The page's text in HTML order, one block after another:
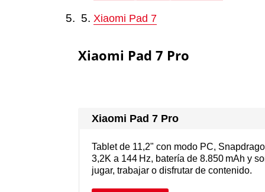
Xiaomi Pad 7
Xiaomi Pad 7 Pro
Xiaomi Pad 7 Pro
Tablet de 11,2" con modo PC,
3,2K a 144 Hz, batería de 8.850 mAh y
jugar, trabajar o disfrutar de contenido.